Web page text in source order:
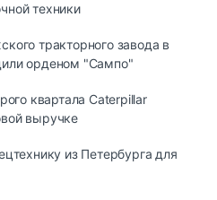
техники
тракторного завода в
орденом "Сампо"
квартала Caterpillar
выручке
из Петербурга для